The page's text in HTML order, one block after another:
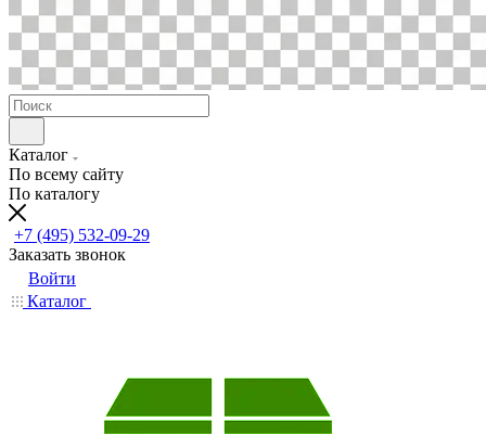
Каталог
По всему сайту
По каталогу
+7 (495) 532-09-29
Заказать звонок
Войти
Каталог